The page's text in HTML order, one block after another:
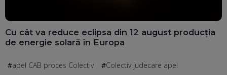
Cu cât va reduce eclipsa din 12 august producția
de energie solară în Europa
apel CAB proces Colectiv Colectiv judecare apel